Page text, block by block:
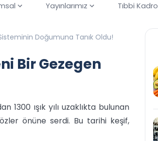
Yayınlarımız Tıbbi Kadro
Doğumuna Tanık Oldu!
Bir Gezegen
ışık yılı uzaklıkta bulunan
önüne serdi. Bu tarihi keşif,